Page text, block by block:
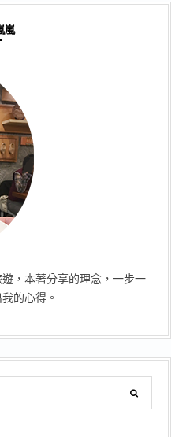
嵐
，本著分享的理念，一步一
的心得。